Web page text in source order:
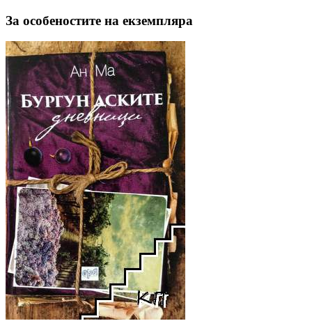
За особеностите на екземпляра